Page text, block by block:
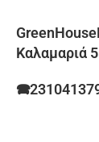
Καλαμαριά